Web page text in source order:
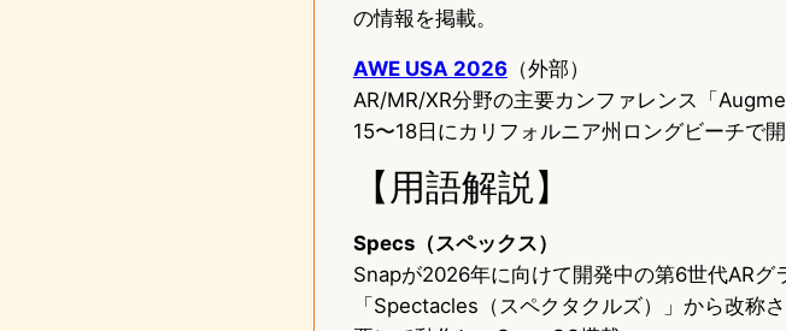
の情報を掲載。
AWE USA 2026（外部）
AR/MR/XR分野の主要カンファレンス「
15〜18日にカリフォルニア州ロングビーチで開
【用語解説】
Specs（スペックス）
Snapが2026年に向けて開発中の第6世代AR
「Spectacles（スペクタクルズ）」から改称